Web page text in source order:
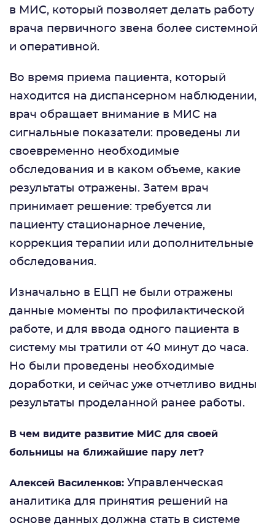
в МИС, который позволяет делать работу
врача первичного звена более системной
и оперативной.
Во время приема пациента, который
находится на диспансерном наблюдении,
врач обращает внимание в МИС на
сигнальные показатели: проведены ли
своевременно необходимые
обследования и в каком объеме, какие
результаты отражены. Затем врач
принимает решение: требуется ли
пациенту стационарное лечение,
коррекция терапии или дополнительные
обследования.
Изначально в ЕЦП не были отражены
данные моменты по профилактической
работе, и для ввода одного пациента в
систему мы тратили от 40 минут до часа.
Но были проведены необходимые
доработки, и сейчас уже отчетливо видны
результаты проделанной ранее работы.
В чем видите развитие МИС для своей
больницы на ближайшие пару лет?
Алексей Василенков: Управленческая
аналитика для принятия решений на
основе данных должна стать в системе